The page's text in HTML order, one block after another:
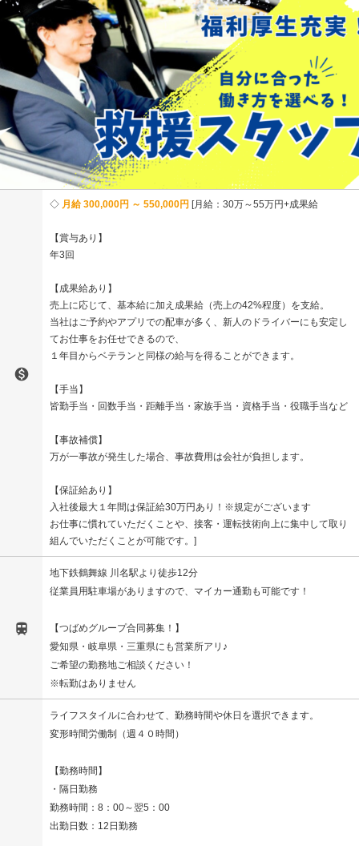

月給 300,000円 ～ 550,000円 月給：30万～55万円+成果給
【賞与あり】
年3回
【成果給あり】
売上に応じて、基本給に加え成果給（売上の42%程度）を支給。
当社はご予約やアプリでの配車が多く、新人のドライバーにも安定し
てお仕事をお任せできるので、
１年目からベテランと同様の給与を得ることができます。
【手当】
皆勤手当・回数手当・距離手当・家族手当・資格手当・役職手当など
【事故補償】
万が一事故が発生した場合、事故費用は会社が負担します。
【保証給あり】
入社後最大１年間は保証給30万円あり！※規定がございます
お仕事に慣れていただくことや、接客・運転技術向上に集中して取り
組んでいただくことが可能です。

地下鉄鶴舞線 川名駅より徒歩12分
従業員用駐車場がありますので、マイカー通勤も可能です！
【つばめグループ合同募集！】
愛知県・岐阜県・三重県にも営業所アリ♪
ご希望の勤務地ご相談ください！
※転勤はありません
ライフスタイルに合わせて、勤務時間や休日を選択できます。
変形時間労働制（週４０時間）
【勤務時間】
・隔日勤務
勤務時間：8：00～翌5：00
出勤日数：12日勤務